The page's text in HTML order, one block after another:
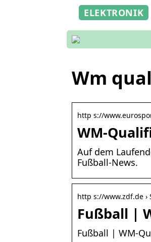
ELEKTRONIK
Wm
http s://
WM-
Auf dem
Fußball-News.
http s://www.zdf.de ›
Fußball |
Fußball | WM-